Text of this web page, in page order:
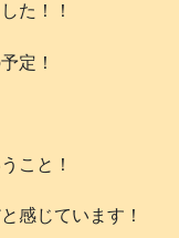
た！！
定！
こと！
感じています！